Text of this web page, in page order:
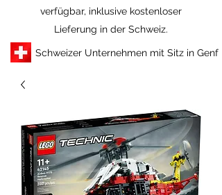
verfügbar, inklusive kostenloser
Lieferung in der Schweiz.
Schweizer Unternehmen mit Sitz in Genf